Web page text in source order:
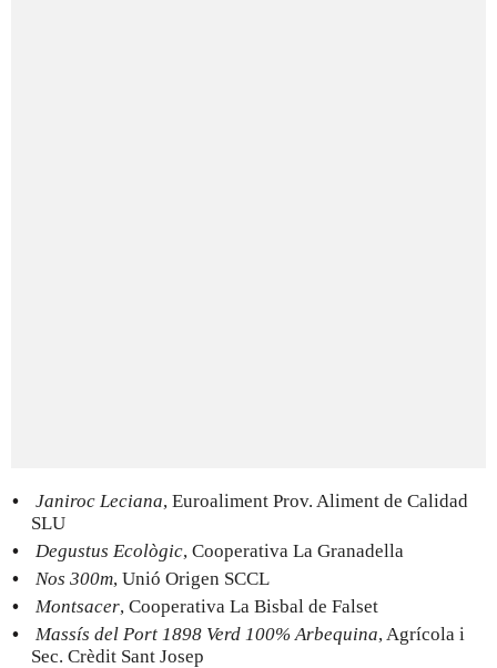
Janiroc Leciana, Euroaliment Prov. Aliment de Calidad
SLU
Degustus Ecològic, Cooperativa La Granadella
Nos 300m, Unió Origen SCCL
Montsacer, Cooperativa La Bisbal de Falset
Massís del Port 1898 Verd 100% Arbequina, Agrícola i
Sec. Crèdit Sant Josep